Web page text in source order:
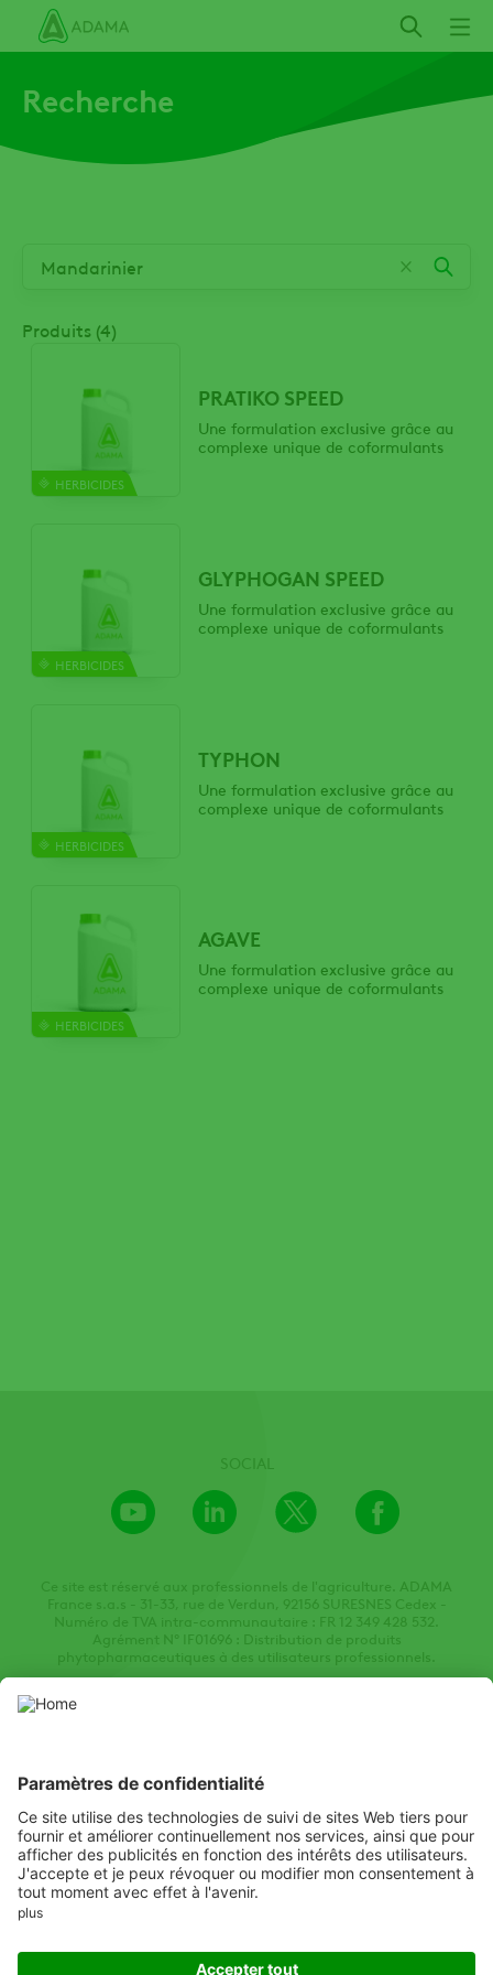
principal
Recherche
Produits (4)
HERBICIDES
PRATIKO SPEED
Une formulation exclusive grâce au
complexe unique de coformulants
HERBICIDES
GLYPHOGAN SPEED
Une formulation exclusive grâce au
complexe unique de coformulants
HERBICIDES
TYPHON
Une formulation exclusive grâce au
complexe unique de coformulants
HERBICIDES
AGAVE
Une formulation exclusive grâce au
complexe unique de coformulants
Youtube
Channel
LinkedIn
Ce site est réservé aux professionnels de l'agriculture. ADAMA
France s.a.s - 31-33, rue de Verdun, 92156 SURESNES Cedex -
Numéro de TVA intra-communautaire : FR 12 349 428 532.
Agrément N° IF01696 : Distribution de produits
phytopharmaceutiques à des utilisateurs professionnels.
Ce site web présente des produits phytopharmaceutiques autorisés
par les autorités locales de protection des végétaux compétentes.
instructions supplémentaires, aux pictogrammes et aux mentions
de danger pour assurer une utilisation sûre du produit.
Listen Learn Deliver